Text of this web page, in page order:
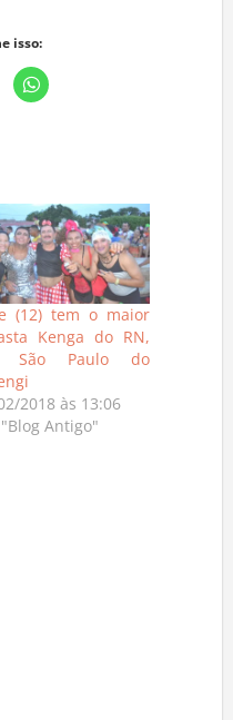
isso:
(12) tem o maior
Kenga do RN,
São Paulo do
2018 às 13:06
Antigo"